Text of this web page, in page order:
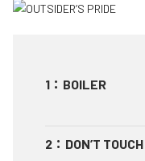
1 ： BOILER
2 ： DON’T